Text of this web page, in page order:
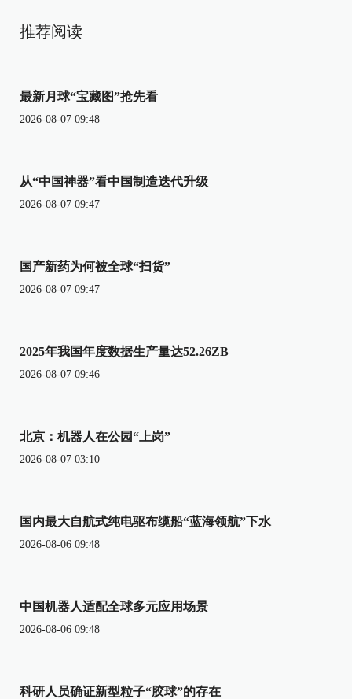
推荐阅读
最新月球“宝藏图”抢先看
2026-08-07 09:48
从“中国神器”看中国制造迭代升级
2026-08-07 09:47
国产新药为何被全球“扫货”
2026-08-07 09:47
2025年我国年度数据生产量达52.26ZB
2026-08-07 09:46
北京：机器人在公园“上岗”
2026-08-07 03:10
国内最大自航式纯电驱布缆船“蓝海领航”下水
2026-08-06 09:48
中国机器人适配全球多元应用场景
2026-08-06 09:48
科研人员确证新型粒子“胶球”的存在